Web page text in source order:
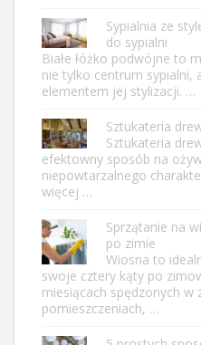
Sypialnia ze
do sypialni
Białe łóżko podwójne to
nie tylko centrum sypialni,
elementem jej stylizacji. …
Sztukateria
Sztukateria
efektowny sposób na
niepowtarzalnego
więcej …
Sprzątanie na
po zimie
Wiosna to
swoje cztery kąty po
miesiącach spędzonych w
pomieszczeniach, …